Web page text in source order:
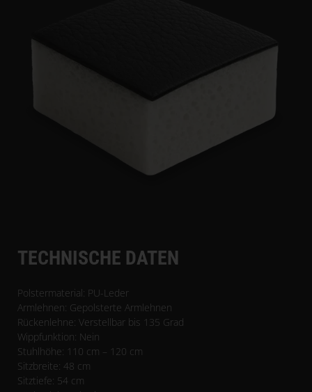
TECHNISCHE DATEN
Polstermaterial: PU-Leder
Armlehnen: Gepolsterte Armlehnen
Rückenlehne: Verstellbar bis 135 Grad
Wippfunktion: Nein
Stuhlhöhe: 110 cm – 120 cm
Sitzbreite: 48 cm
Sitztiefe: 54 cm